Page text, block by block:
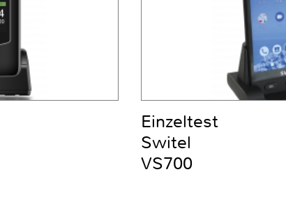
Einzeltest
Switel
VS700